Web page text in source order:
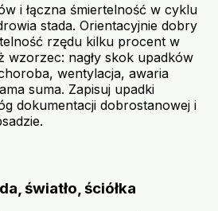
i łączna śmiertelność w cyklu
stada. Orientacyjnie dobry
rzędu kilku procent w
wzorzec: nagły skok upadków
wentylacja, awaria
suma. Zapisuj upadki
dokumentacji dobrostanowej i
światło, ściółka